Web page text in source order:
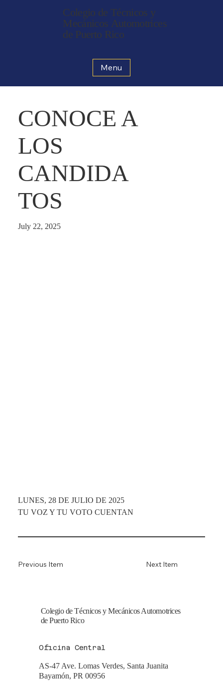
Menu
Colegio de Técnicos y
Mecánicos Automotrices
de Puerto Rico
CONOCE A
LOS
CANDIDA
TOS
July 22, 2025
LUNES, 28 DE JULIO DE 2025
TU VOZ Y TU VOTO CUENTAN
Next Item
Previous Item
Colegio de Técnicos y Mecánicos Automotrices
de Puerto Rico
Oficina Central
AS-47 Ave. Lomas Verdes, Santa Juanita
Bayamón, PR 00956